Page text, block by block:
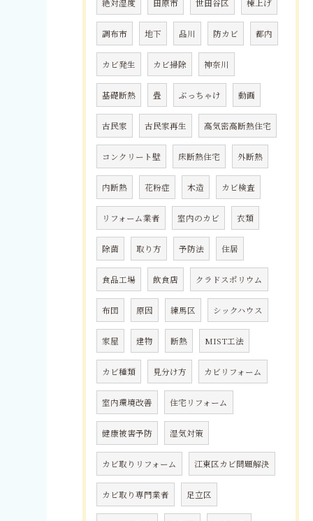
絶対湿度 田原市 世田谷区 棟上げ
調布市 地下 品川 防カビ 都内
カビ発生 カビ掃除 神奈川
基礎断熱 畳 ぶっちゃけ 動画
古民家 古民家再生 高気密高断熱住宅
コンクリート壁 床断熱住宅 外断熱
内断熱 花粉症 木造 カビ検査
リフォーム業者 室内のカビ 衣類
除菌 取り方 予防法 住居
食品工場 飲食店 クラドスポリウム
布団 原因 練馬区 シックハウス
家屋 建物 断熱 MIST工法
カビ種類 見分け方 カビリフォーム
室内環境改善 住宅リフォーム
健康被害予防 湿気対策
カビ取りリフォーム 江東区カビ問題解決
カビ取り専門業者 足立区